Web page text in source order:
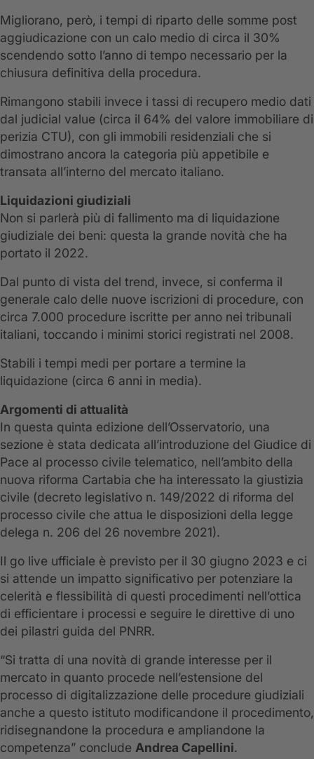
Migliorano, però, i tempi di riparto delle somme post
aggiudicazione con un calo medio di circa il 30%
scendendo sotto l’anno di tempo necessario per la
chiusura definitiva della procedura.
Rimangono stabili invece i tassi di recupero medio dati
dal judicial value (circa il 64% del valore immobiliare di
perizia CTU), con gli immobili residenziali che si
dimostrano ancora la categoria più appetibile e
transata all’interno del mercato italiano.
Liquidazioni giudiziali
Non si parlerà più di fallimento ma di liquidazione
giudiziale dei beni: questa la grande novità che ha
portato il 2022.
Dal punto di vista del trend, invece, si conferma il
generale calo delle nuove iscrizioni di procedure, con
circa 7.000 procedure iscritte per anno nei tribunali
italiani, toccando i minimi storici registrati nel 2008.
Stabili i tempi medi per portare a termine la
liquidazione (circa 6 anni in media).
Argomenti di attualità
In questa quinta edizione dell’Osservatorio, una
sezione è stata dedicata all’introduzione del Giudice di
Pace al processo civile telematico, nell’ambito della
nuova riforma Cartabia che ha interessato la giustizia
civile (decreto legislativo n. 149/2022 di riforma del
processo civile che attua le disposizioni della legge
delega n. 206 del 26 novembre 2021).
Il go live ufficiale è previsto per il 30 giugno 2023 e ci
si attende un impatto significativo per potenziare la
celerità e flessibilità di questi procedimenti nell’ottica
di efficientare i processi e seguire le direttive di uno
dei pilastri guida del PNRR.
“Si tratta di una novità di grande interesse per il
mercato in quanto procede nell’estensione del
processo di digitalizzazione delle procedure giudiziali
anche a questo istituto modificandone il procedimento,
ridisegnandone la procedura e ampliandone la
competenza” conclude Andrea Capellini.